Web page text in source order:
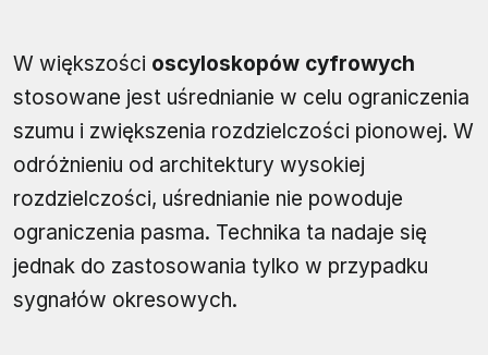
W większości oscyloskopów cyfrowych
stosowane jest uśrednianie w celu ograniczenia
szumu i zwiększenia rozdzielczości pionowej. W
odróżnieniu od architektury wysokiej
rozdzielczości, uśrednianie nie powoduje
ograniczenia pasma. Technika ta nadaje się
jednak do zastosowania tylko w przypadku
sygnałów okresowych.